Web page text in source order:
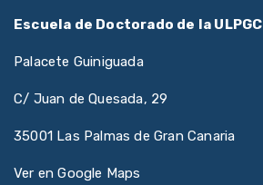
Escuela de Doctorado de la ULPGC
Palacete Guiniguada
C/ Juan de Quesada, 29
35001 Las Palmas de Gran Canaria
Ver en Google Maps